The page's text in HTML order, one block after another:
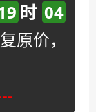
时 04
原价，